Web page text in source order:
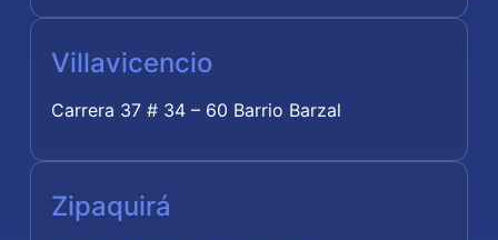
Villavicencio
Carrera 37 # 34 – 60 Barrio Barzal
Zipaquirá